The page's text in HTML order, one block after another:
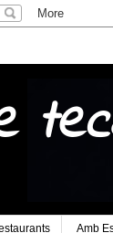
Amb